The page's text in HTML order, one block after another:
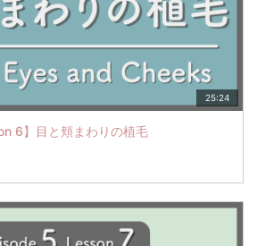
25:24
6】目と頬まわりの植毛